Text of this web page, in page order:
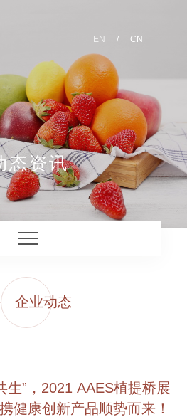
EN / CN
态资讯
企业动态
生”，2021 AAES植提桥展
健康创新产品顺势而来！